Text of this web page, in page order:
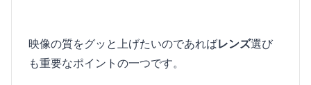
映像の質をグッと上げたいのであればレンズ選び
も重要なポイントの一つです。